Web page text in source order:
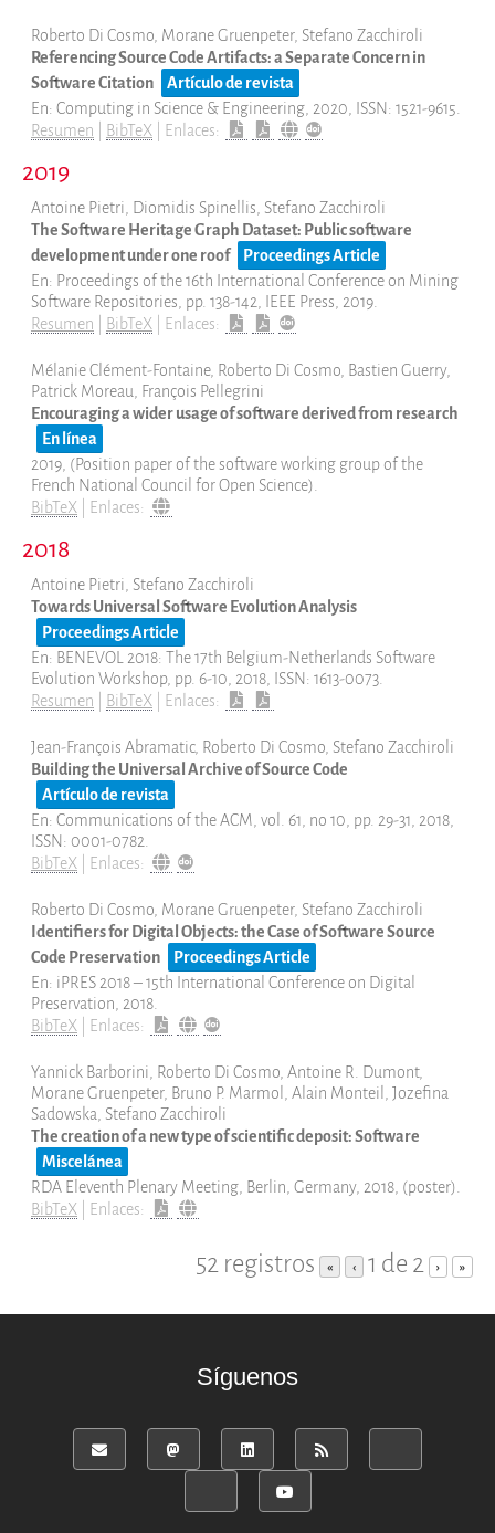
Roberto Di Cosmo, Morane Gruenpeter, Stefano Zacchiroli
Referencing Source Code Artifacts: a Separate Concern in
Software Citation
Artículo de revista
En: Computing in Science & Engineering, 2020, ISSN: 1521-9615.
Resumen
BibTeX Enlaces:
2019
Antoine Pietri, Diomidis Spinellis, Stefano Zacchiroli
The Software Heritage Graph Dataset: Public software
development under one roof
Proceedings Article
En: Proceedings of the 16th International Conference on Mining
Software Repositories, pp. 138-142, IEEE Press, 2019.
Resumen
BibTeX Enlaces:
Mélanie Clément-Fontaine, Roberto Di Cosmo, Bastien Guerry,
Patrick Moreau, François Pellegrini
Encouraging a wider usage of software derived from research
En línea
2019, (Position paper of the software working group of the
French National Council for Open Science).
BibTeX
Enlaces:
2018
Antoine Pietri, Stefano Zacchiroli
Towards Universal Software Evolution Analysis
Proceedings Article
En: BENEVOL 2018: The 17th Belgium-Netherlands Software
Evolution Workshop, pp. 6-10, 2018, ISSN: 1613-0073.
Resumen
BibTeX Enlaces:
Jean-François Abramatic, Roberto Di Cosmo, Stefano Zacchiroli
Building the Universal Archive of Source Code
Artículo de revista
En: Communications of the ACM, vol. 61, no 10, pp. 29-31, 2018,
ISSN: 0001-0782.
BibTeX
Enlaces:
Roberto Di Cosmo, Morane Gruenpeter, Stefano Zacchiroli
Identifiers for Digital Objects: the Case of Software Source
Code Preservation
Proceedings Article
En: iPRES 2018 – 15th International Conference on Digital
Preservation, 2018.
BibTeX
Enlaces:
Yannick Barborini, Roberto Di Cosmo, Antoine R. Dumont,
Morane Gruenpeter, Bruno P. Marmol, Alain Monteil, Jozefina
Sadowska, Stefano Zacchiroli
The creation of a new type of scientific deposit: Software
Miscelánea
RDA Eleventh Plenary Meeting, Berlin, Germany, 2018, (poster).
BibTeX
Enlaces:
52 registros « ‹ 1 de 2 › »
Síguenos